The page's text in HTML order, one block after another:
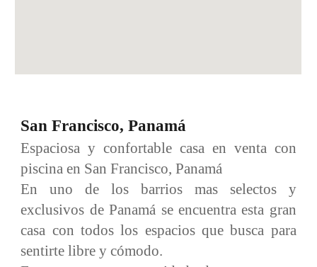
San Francisco, Panamá
Espaciosa y confortable casa en venta con
piscina en San Francisco, Panamá
En uno de los barrios mas selectos y
exclusivos de Panamá se encuentra esta gran
casa con todos los espacios que busca para
sentirte libre y cómodo.